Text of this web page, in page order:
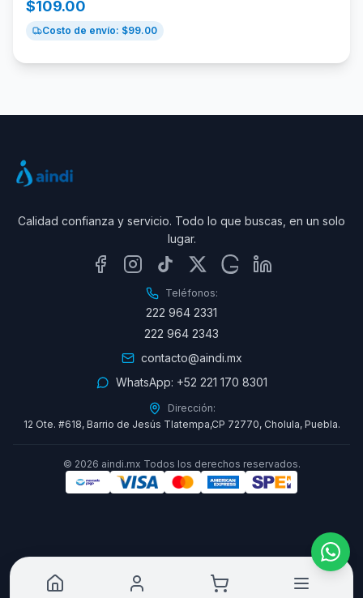
$109.00
Costo de envío: $99.00
Calidad confianza y servicio. Todo lo que buscas, en un solo
lugar.
Teléfonos:
222 964 2331
222 964 2343
contacto@aindi.mx
WhatsApp: +52 221 170 8301
Dirección:
12 Ote. #618, Barrio de Jesús Tlatempa,CP 72770, Cholula, Puebla.
© 2026 aindi.mx Todos los derechos reservados.